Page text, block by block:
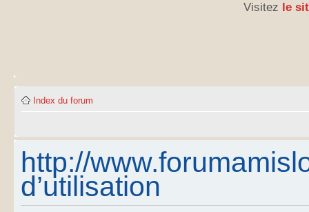
Visitez le
Index du forum
http://
d’utilisation